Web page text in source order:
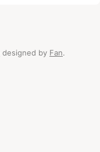
designed by Fan.